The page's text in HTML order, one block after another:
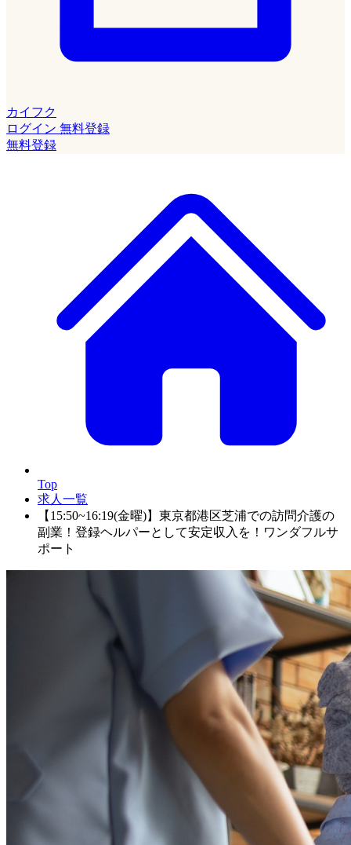
カイフク
ログイン 無料登録
無料登録
Top
求人一覧
【15:50~16:19(金曜)】東京都港区芝浦での訪問介護の
副業！登録ヘルパーとして安定収入を！ワンダフルサ
ポート